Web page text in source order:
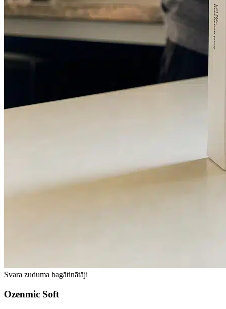
Svara zuduma bagātinātāji
Ozenmic Soft